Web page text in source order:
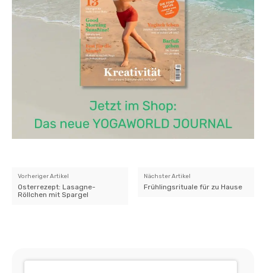
Vorheriger Artikel
Osterrezept: Lasagne-
Röllchen mit Spargel
Nächster Artikel
Frühlingsrituale für zu Hause